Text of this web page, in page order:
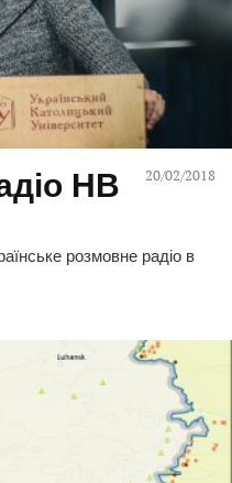
20/02/2018
НВ
розмовне радіо в